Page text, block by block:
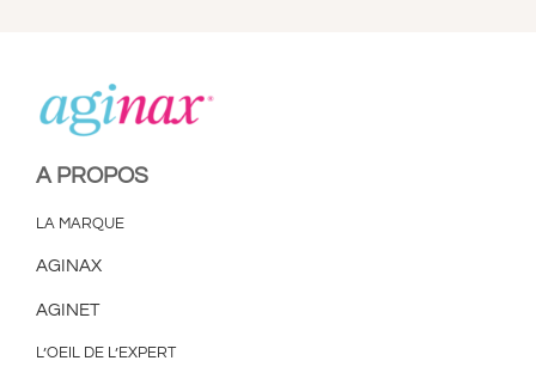
A PROPOS
LA MARQUE
AGINAX
AGINET
L’OEIL DE L’EXPERT